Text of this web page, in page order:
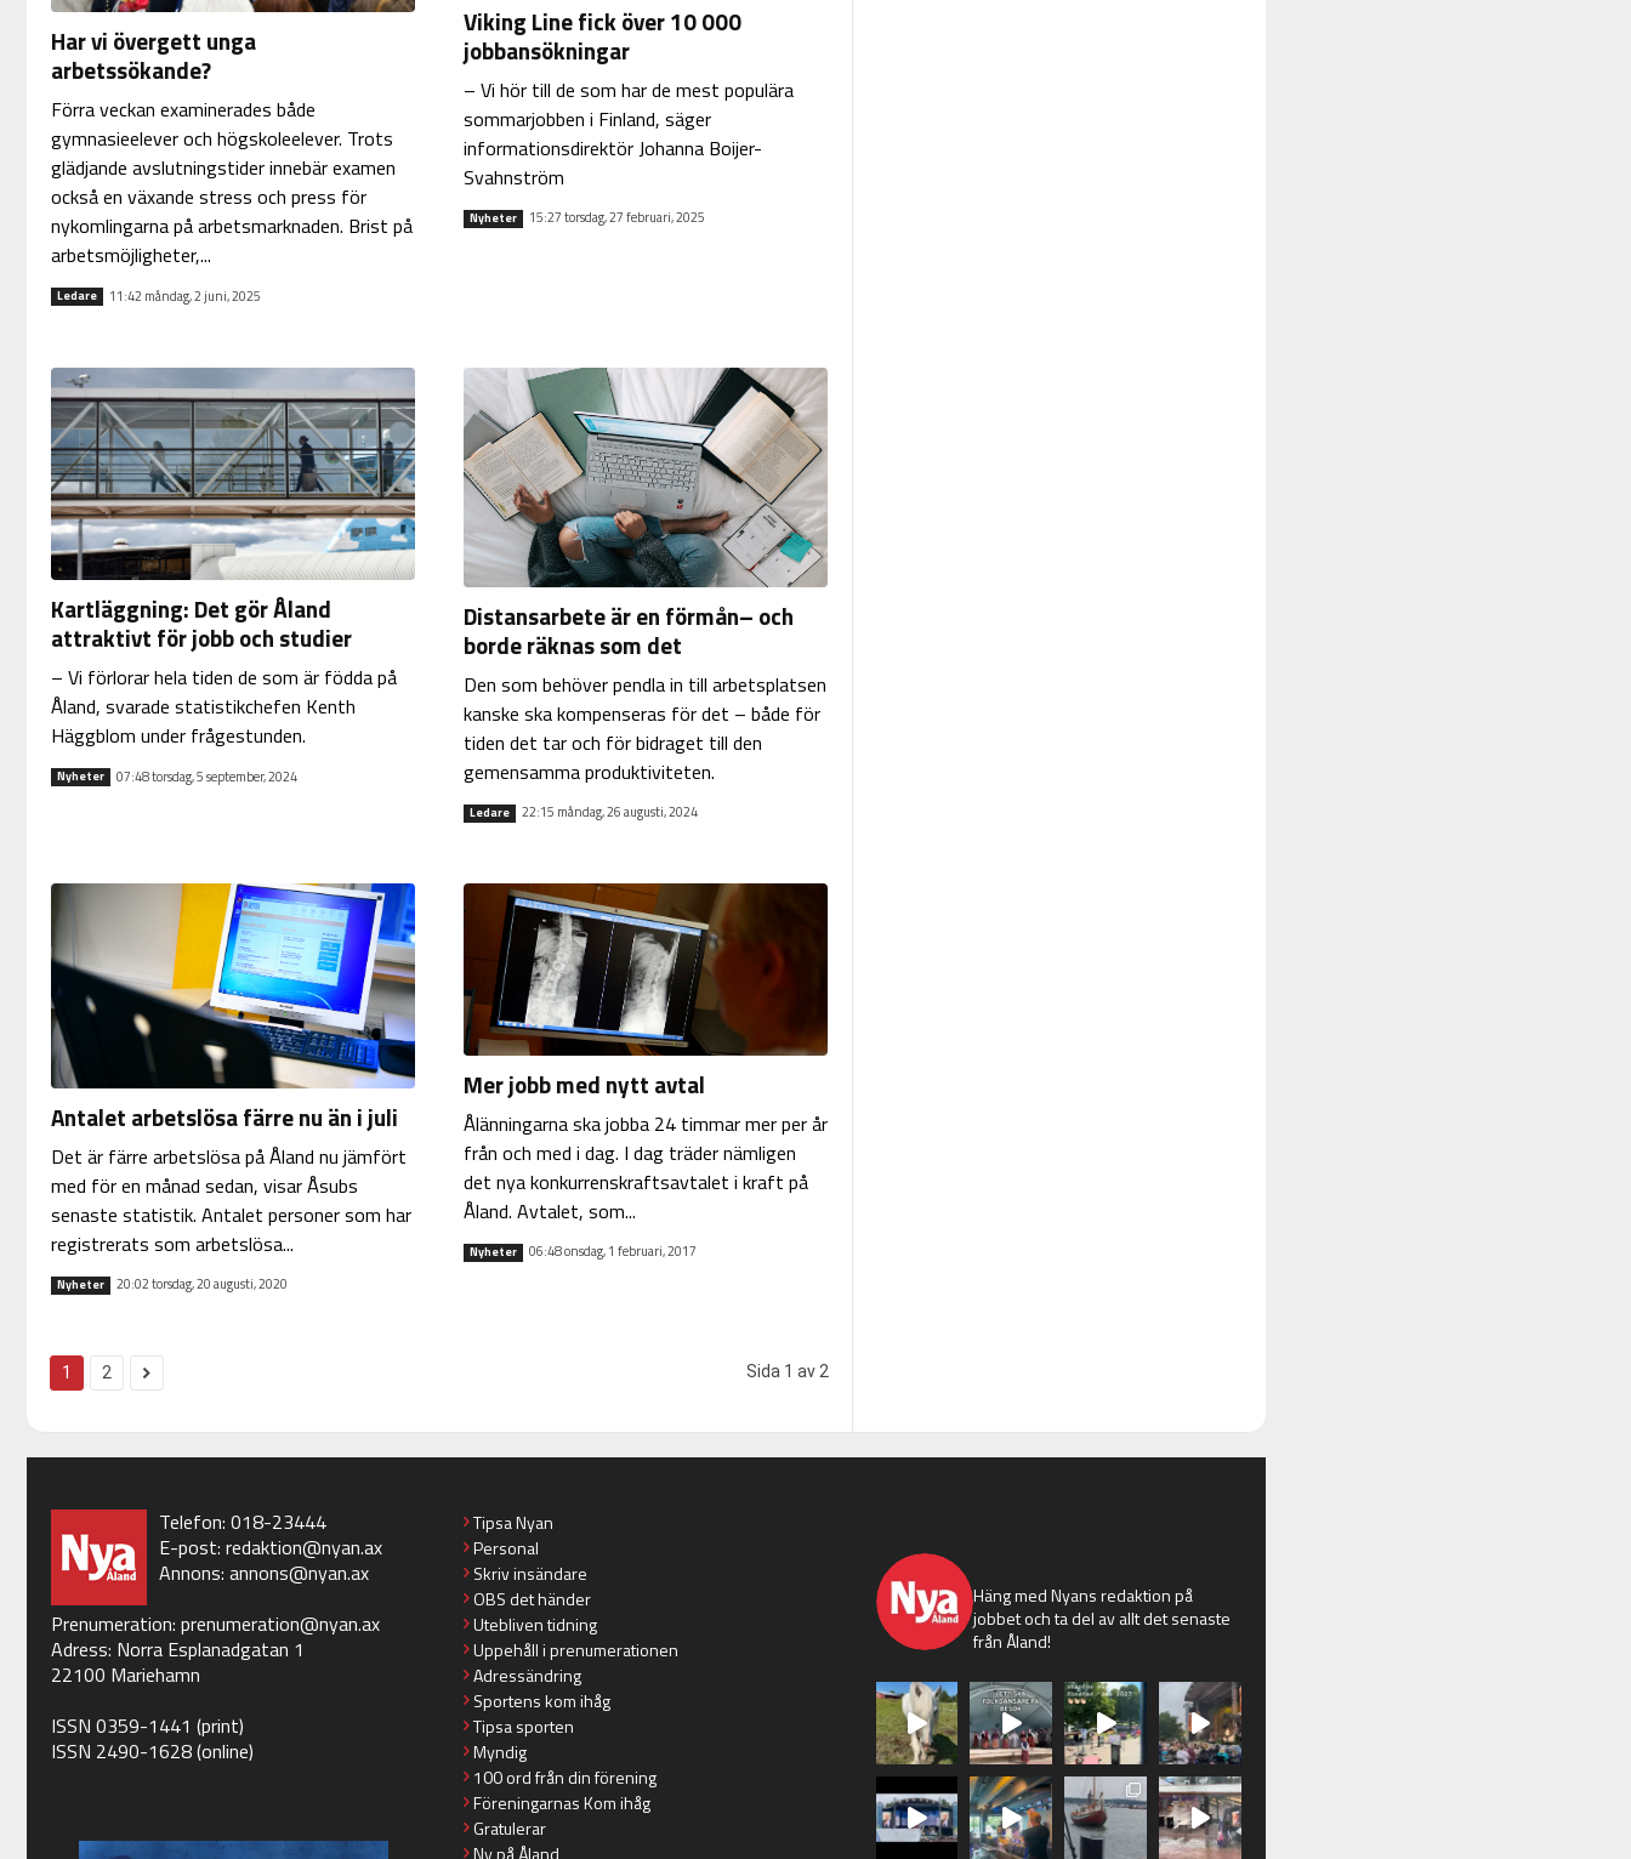
Har vi övergett unga
arbetssökande?
Förra veckan examinerades både
gymnasieelever och högskoleelever. Trots
glädjande avslutningstider innebär examen
också en växande stress och press för
nykomlingarna på arbetsmarknaden. Brist på
arbetsmöjligheter,...
Ledare 11:42 måndag, 2 juni, 2025
Viking Line fick över 10 000
jobbansökningar
– Vi hör till de som har de mest populära
sommarjobben i Finland, säger
informationsdirektör Johanna Boijer-
Svahnström
Nyheter 15:27 torsdag, 27 februari, 2025
Kartläggning: Det gör Åland
attraktivt för jobb och studier
– Vi förlorar hela tiden de som är födda på
Åland, svarade statistikchefen Kenth
Häggblom under frågestunden.
Nyheter 07:48 torsdag, 5 september, 2024
Distansarbete är en förmån– och
borde räknas som det
Den som behöver pendla in till arbetsplatsen
kanske ska kompenseras för det – både för
tiden det tar och för bidraget till den
gemensamma produktiviteten.
Ledare 22:15 måndag, 26 augusti, 2024
Antalet arbetslösa färre nu än i juli
Det är färre arbetslösa på Åland nu jämfört
med för en månad sedan, visar Åsubs
senaste statistik. Antalet personer som har
registrerats som arbetslösa...
Nyheter 20:02 torsdag, 20 augusti, 2020
Mer jobb med nytt avtal
Ålänningarna ska jobba 24 timmar mer per år
från och med i dag. I dag träder nämligen
det nya konkurrenskraftsavtalet i kraft på
Åland. Avtalet, som...
Nyheter 06:48 onsdag, 1 februari, 2017
1 2 Sida 1 av 2
Telefon: 018-23444
E-post: redaktion@nyan.ax
Annons: annons@nyan.ax
Prenumeration: prenumeration@nyan.ax
Adress: Norra Esplanadgatan 1
22100 Mariehamn
ISSN 0359-1441 (print)
ISSN 2490-1628 (online)
Tipsa Nyan
Personal
Skriv insändare
OBS det händer
Utebliven tidning
Uppehåll i prenumerationen
Adressändring
Sportens kom ihåg
Tipsa sporten
Myndig
100 ord från din förening
Föreningarnas Kom ihåg
Gratulerar
Häng med Nyans redaktion på
jobbet och ta del av allt det senaste
från Åland!